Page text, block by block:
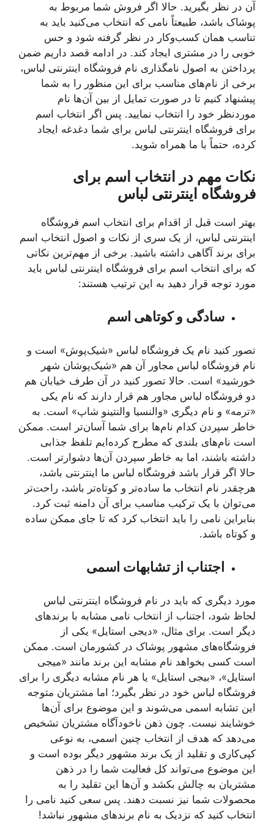
آن در نظر بگیرید. حالا اگر فروش شما مربوط به
پوشاک باشد، طبیعتاً نامی که انتخاب می‌کنید باید به
تناسب همان کسب‌وکار در نظر گرفته شود و حس
خوبی را در مشتری ایجاد کند. در ادامه قصد داریم ضمن
پرداختن به اصول نامگذاری نام فروشگاه اینترنتی لباس،
برخی از نام‌های مناسب برای این منظور را به شما
پیشنهاد کنیم تا در صورت تمایل از بین آن‌ها نام
موردنظر خود را انتخاب نمایید. پس اگر انتخاب اسم
برای فروشگاه اینترنتی لباس برای شما دغدغه ایجاد
کرده، حتماً با ما همراه شوید.
نکات مهم در انتخاب اسم برای
فروشگاه اینترنتی لباس
بهتر است قبل از اقدام برای انتخاب اسم فروشگاه
اینترنتی لباس، از یک سری از نکات و اصول انتخاب اسم
برای برند آگاهی داشته باشید. برخی از مهم‌ترین نکاتی
که برای انتخاب اسم برای فروشگاه اینترنتی لباس باید
مورد توجه قرار دهید به این ترتیب هستند:
سادگی و کوتاهی اسم
تصور کنید نام یک فروشگاه لباس «شیک‌پوش» است و
نام فروشگاه لباس مجاور آن هم «شیک‌پوشان شهر
خورشید» است. حالا تصور کنید در آن طرف خیابان هم
دو فروشگاه لباس مجاور هم قرار دارند که نام یکی
«ترمه» و نام دیگری «والنسیا والنتینو شاپ» است. به
خاطر سپردن کدام نام‌ها برای شما آسان‌تر است. ممکن
است نام‌های بلندی که مطرح کرده‌ایم تلفظ جذابی
داشته باشند، اما به خاطر سپردن آن‌ها دشوارتر است.
حالا اگر قرار باشد فروشگاه لباس ما اینترنتی باشد،
هرچقدر نام انتخاب ما ساده‌تر و کوتاه‌تر باشد، راحت‌تر
می‌توان با یک ترکیب مناسب برای آن دامنه ثبت کرد.
بنابراین نامی را باید انتخاب کرد که تا جای ممکن ساده
و کوتاه باشد.
اجتناب از تشابهات اسمی
مورد دیگری که باید در نام فروشگاه اینترنتی لباس
لحاظ شود، اجتناب از انتخاب نامی مشابه با برندهای
دیگر است. برای مثال، «دیجی استایل» یکی از
فروشگاه‌های مشهور پوشاک در کشورمان است. ممکن
است کسی بخواهد نام مشابه این برند مانند «میجی
استایل»، «بیجی استایل» یا هر نام مشابه دیگری را برای
فروشگاه لباس خود در نظر بگیرد؛ اما مشتریان متوجه
این تشابه اسمی می‌شوند و این موضوع برای آن‌ها
خوشایند نیست. چون ذهن ناخودآگاه مشتریان تشخیص
می‌دهد که هدف از انتخاب چنین اسمی، به نوعی
کپی‌کاری و تقلید از یک برند مشهور دیگر بوده است و
این موضوع می‌تواند کل فعالیت شما را در ذهن
مشتریان به چالش بکشد و آن‌ها این تقلید را به
محصولات شما نیز نسبت دهند. پس سعی کنید نامی را
انتخاب کنید که نزدیک به نام برندهای مشهور نباشد!